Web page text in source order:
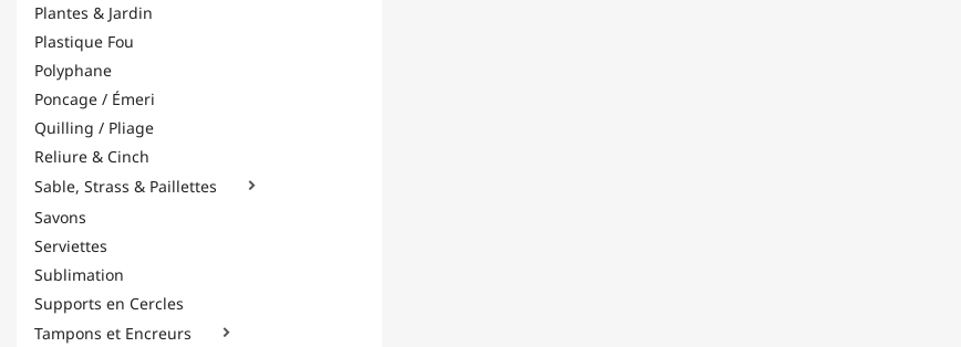
Plantes & Jardin
Plastique Fou
Polyphane
Poncage / Émeri
Quilling / Pliage
Reliure & Cinch
Sable, Strass & Paillettes

Savons
Serviettes
Sublimation
Supports en Cercles
Tampons et Encreurs
